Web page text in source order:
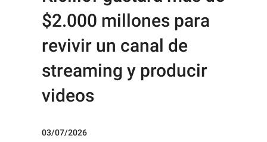
$2.000 millones para
revivir un canal de
streaming y producir
videos
03/07/2026